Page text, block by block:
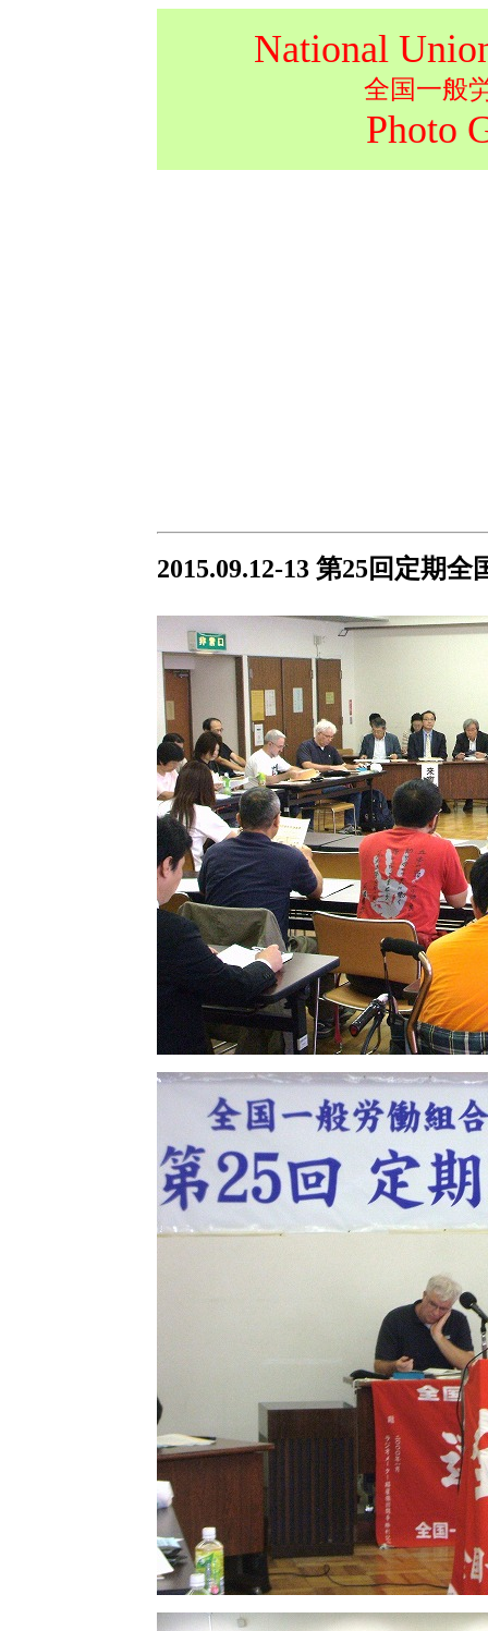
National
全国一般
Photo
2015.09.12-13 第25回定期全